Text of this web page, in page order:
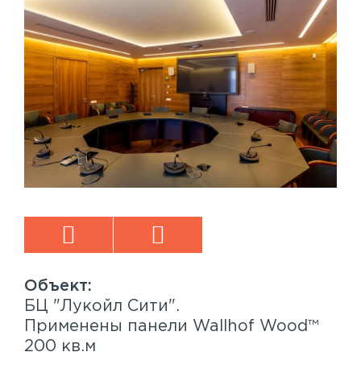
БЦ "Лукойл Сити".
Применены панели Wallhof Wood™
200 кв.м